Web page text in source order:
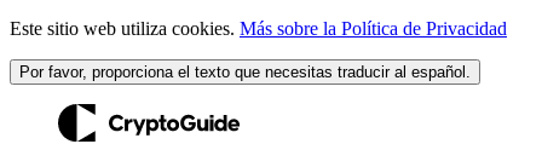
Este sitio web utiliza cookies. Más sobre la Política de Privacidad
Por favor, proporciona el texto que necesitas traducir al español.